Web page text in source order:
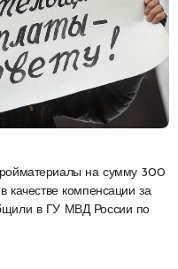
качестве компенсации за
в ГУ МВД России по